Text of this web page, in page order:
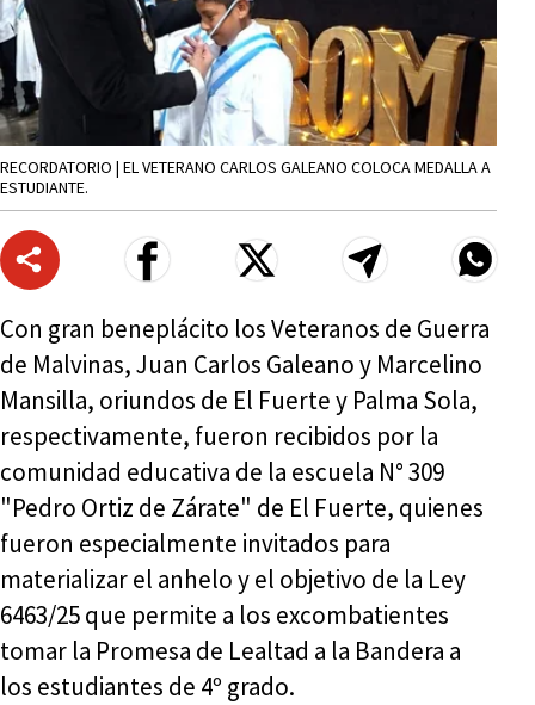
RECORDATORIO | EL VETERANO CARLOS GALEANO COLOCA MEDALLA A
ESTUDIANTE.
Con gran beneplácito los Veteranos de Guerra
de Malvinas, Juan Carlos Galeano y Marcelino
Mansilla, oriundos de El Fuerte y Palma Sola,
respectivamente, fueron recibidos por la
comunidad educativa de la escuela N° 309
"Pedro Ortiz de Zárate" de El Fuerte, quienes
fueron especialmente invitados para
materializar el anhelo y el objetivo de la Ley
6463/25 que permite a los excombatientes
tomar la Promesa de Lealtad a la Bandera a
los estudiantes de 4º grado.